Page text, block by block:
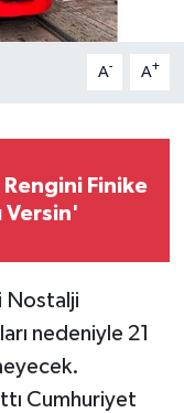
A- A+
Finike
Versin'
Nostalji
nedeniyle 21
Cumhuriyet